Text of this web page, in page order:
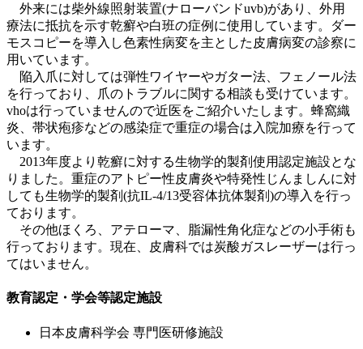
外来には柴外線照射装置(ナローバンドuvb)があり、外用
療法に抵抗を示す乾癬や白班の症例に使用しています。ダー
モスコピーを導入し色素性病変を主とした皮膚病変の診察に
用いています。
陥入爪に対しては弾性ワイヤーやガター法、フェノール法
を行っており、爪のトラブルに関する相談も受けています。
vhoは行っていませんので近医をご紹介いたします。蜂窩織
炎、帯状疱疹などの感染症で重症の場合は入院加療を行って
います。
2013年度より乾癬に対する生物学的製剤使用認定施設とな
りました。重症のアトピー性皮膚炎や特発性じんましんに対
しても生物学的製剤(抗IL-4/13受容体抗体製剤)の導入を行っ
ております。
その他ほくろ、アテローマ、脂漏性角化症などの小手術も
行っております。現在、皮膚科では炭酸ガスレーザーは行っ
てはいません。
教育認定・学会等認定施設
日本皮膚科学会 専門医研修施設